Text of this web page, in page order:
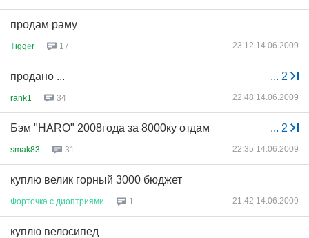
продам раму
Тiggеr 17 23:12 14.06.2009
... 2
продано ...
rank1 34 22:48 14.06.2009
... 2
Бэм "HARO" 2008года за 8000ку отдам
smak83 31 22:35 14.06.2009
куплю велик горный 3000 бюджет
Форточка с диоптриями 1 21:42 14.06.2009
куплю велосипед